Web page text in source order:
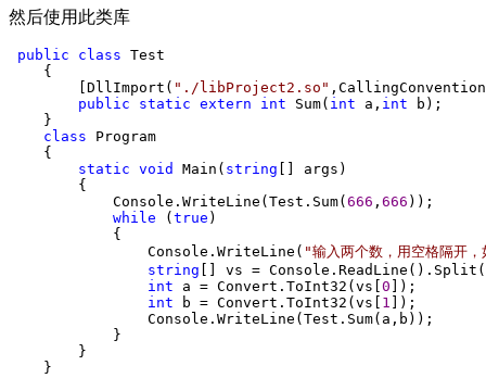
然后使用此类库
public class Test
    {
        [DllImport(
" ./libProject2.so "
public
static extern int Sum( int a, int b);
    }
class Program
    {
static void Main( string [] args)
        {
            Console.WriteLine(Test.Sum(
666 , 666 ));
while ( true )
            {
                Console.WriteLine(
"输入两个数，用空格隔开
string [] vs = Console.ReadLine().Split(
int a = Convert.ToInt32(vs[ 0 ]);
int b = Convert.ToInt32(vs[ 1 ]);
                Console.WriteLine(Test.Sum(a,b));
            }
        }
    }